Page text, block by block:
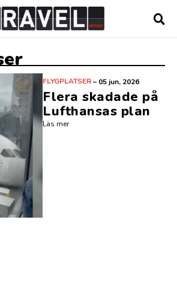
FLYGPLATSER– 05 jun, 2026
Flera skadade på
Lufthansas plan
Läs mer